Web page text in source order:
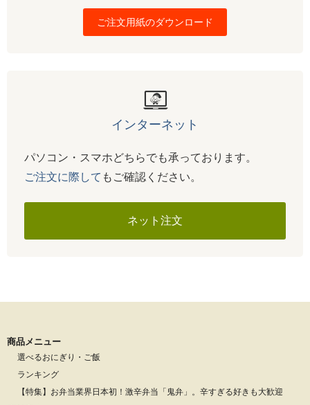
ご注文用紙のダウンロード
インターネット
パソコン・スマホどちらでも承っております。
ご注文に際して もご確認ください。
ネット注文
商品メニュー
選べるおにぎり・ご飯
ランキング
【特集】お弁当業界日本初！激辛弁当「鬼弁」。辛すぎる好きも大歓迎